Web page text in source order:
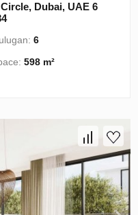
Dubai, UAE 6
6
598 m²